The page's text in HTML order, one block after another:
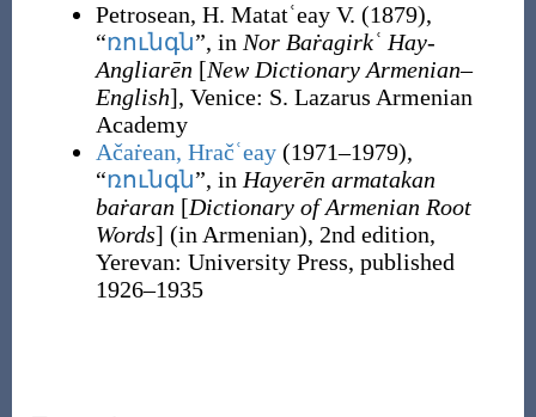
Petrosean, H. Matatʿeay V. (1879),
“ռունգն”, in Nor Baṙagirkʿ Hay-
Angliarēn [New Dictionary Armenian–
English], Venice: S. Lazarus Armenian
Academy
Ačaṙean, Hračʿeay (1971–1979),
“ռունգն”, in Hayerēn armatakan
baṙaran [Dictionary of Armenian Root
Words] (in Armenian), 2nd edition,
Yerevan: University Press, published
1926–1935